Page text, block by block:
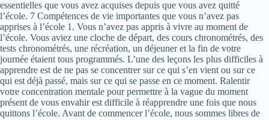
essentielles que vous avez acquises depuis que vous avez quitté
l’école. 7 Compétences de vie importantes que vous n’avez pas
apprises à l’école 1. Vous n’avez pas appris à vivre au moment de
l’école. Vous aviez une cloche de départ, des cours chronométrés, des
tests chronométrés, une récréation, un déjeuner et la fin de votre
journée étaient tous programmés. L’une des leçons les plus difficiles à
apprendre est de ne pas se concentrer sur ce qui s’en vient ou sur ce
qui est déjà passé, mais sur ce qui se passe en ce moment. Ralentir
votre concentration mentale pour permettre à la vague du moment
présent de vous envahir est difficile à réapprendre une fois que nous
quittons l’école. Avant de commencer l’école, nous sommes libres de